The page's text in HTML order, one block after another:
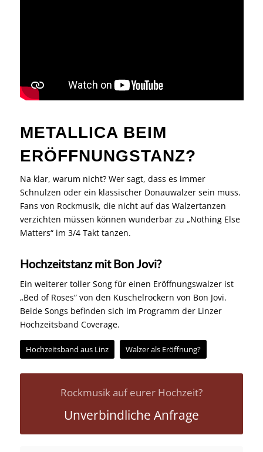
METALLICA BEIM
ERÖFFNUNGSTANZ?
Na klar, warum nicht? Wer sagt, dass es immer
Schnulzen oder ein klassischer Donauwalzer sein muss.
Fans von Rockmusik, die nicht auf das Walzertanzen
verzichten müssen können wunderbar zu „Nothing Else
Matters“ im 3/4 Takt tanzen.
Hochzeitstanz mit Bon Jovi?
Ein weiterer toller Song für einen Eröffnungswalzer ist
„Bed of Roses“ von den Kuschelrockern von Bon Jovi.
Beide Songs befinden sich im Programm der Linzer
Hochzeitsband Coverage.
Hochzeitsband aus Linz Walzer als Eröffnung?
Rockmusik auf eurer Hochzeit?
Unverbindliche Anfrage